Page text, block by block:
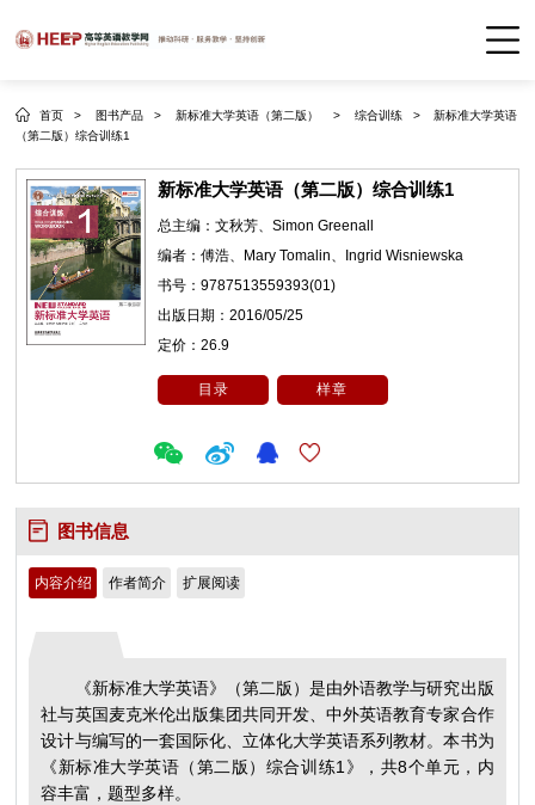
首页 > 图书产品 > 新标准大学英语（第二版） > 综合训练 >
新标准大学英语
（第二版）综合训练1
新标准大学英语（第二版）综合训练1
总主编：文秋芳、Simon Greenall
编者：傅浩、Mary Tomalin、Ingrid Wisniewska
书号：9787513559393(01)
出版日期：2016/05/25
定价：26.9
目录 样章
图书信息
内容介绍 作者简介 扩展阅读
《新标准大学英语》（第二版）是由外语教学与研究出版
社与英国麦克米伦出版集团共同开发、中外英语教育专家合作
设计与编写的一套国际化、立体化大学英语系列教材。本书为
《新标准大学英语（第二版）综合训练1》，共8个单元，内
容丰富，题型多样。